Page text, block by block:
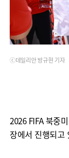
ⓒ데일리안 방규현 기자
2026 FIFA 북중
장에서 진행되고